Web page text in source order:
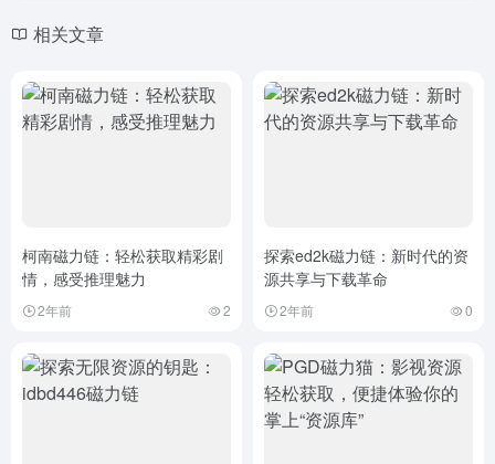
相关文章
柯南磁力链：轻松获取精彩剧
情，感受推理魅力
2年前 2
探索ed2k磁力链：新时代的资
源共享与下载革命
2年前 0